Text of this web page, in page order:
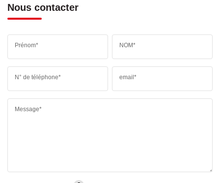
Nous contacter
Prénom* NOM*
N° de téléphone* email*
Message*